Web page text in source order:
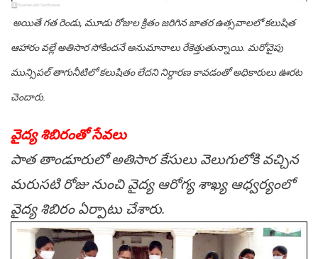
అయితే గ‌త రెండు, మూడు రోజుల క్రితం జ‌రిగిన జాత‌ర ఉత్స‌వాల‌లో క‌లుషిత
ఆహారం వ‌ల్లే అతిసార సోకింద‌నే అనుమానాలు రేకెత్తుతున్నాయి. మ‌రోవైపు
మున్సిప‌ల్ తాగునీటిలో క‌లుషితం లేద‌ని నిర్దార‌ణ కావ‌డంతో అధికారులు ఊర‌ట
చెందారు.
వైద్య శిబిరంతో సేవ‌లు
పాత తాండూరులో అతిసార కేసులు వెలుగులోకి వ‌చ్చిన
మ‌రుస‌టి రోజు నుంచి వైద్య ఆరోగ్య శాఖ్య ఆధ్వ‌ర్యంలో
వైద్య శిబిరం ఏర్పాటు చేశారు.